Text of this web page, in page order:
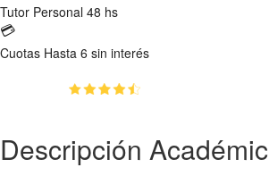
Tutor Personal 48 hs
💳
Cuotas Hasta 6 sin interés
Descripción